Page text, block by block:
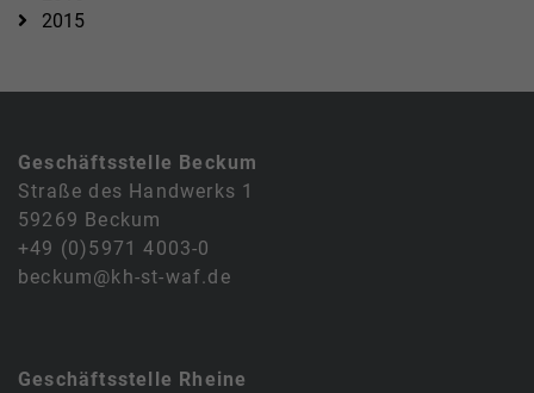
2015
Geschäftsstelle Beckum
Straße des Handwerks 1
59269 Beckum
+49 (0)5971 4003-0
beckum@kh-st-waf.de
Geschäftsstelle Rheine